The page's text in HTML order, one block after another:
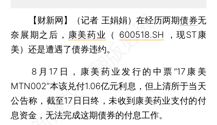
【财新网】（记者 王娟娟） 在经历两期债券无
奈展期之后， 康美药业 （ 600518.SH ，现ST康
美）还是遭遇了债券违约。
8月17日，康美药业发行的中票“17康美
MTN002”本该兑付1.06亿元利息，但上清所于当天
公告称，截至17日日终，未收到康美药业支付的付
息资金，无法完成这期债券的付息工作。